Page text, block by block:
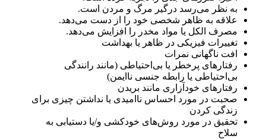
به نظر می‌رسد درگیر مرگ و مردن است.
علاقه به ظاهر شخصی خود را از دست می‌دهد.
مصرف الکل یا مواد مخدر را افزایش می‌دهد.
تغییرات فیزیکی در ظاهر یا بهداشت
افت ناگهانی نمرات
رفتارهای پرخطر یا بی‌احتیاطی (مانند رانندگی
بی‌احتیاطی یا رابطه جنسی ناایمن)
رفتارهای خودآزاری مانند بریدن
صحبت در مورد احساس ناامیدی یا نداشتن چیزی برای
زندگی کردن
تحقیق در مورد روش‌های خودکشی و/یا دستیابی به
سلاح